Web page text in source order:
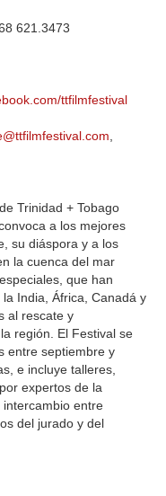
621.3473
ttfilmfestival
Trinidad + Tobago
a los mejores
su diáspora y a los
la cuenca del mar
que han
India, África, Canadá y
al rescate y
región. El Festival se
entre septiembre y
e incluye talleres,
expertos de la
entre
del jurado y del